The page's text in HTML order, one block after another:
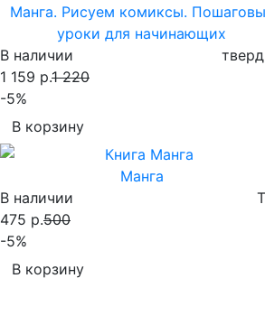
Манга. Рисуем комиксы.
уроки для начинающих
В наличии
1 159 р.1 220
-5%
В корзину
Манга
В наличии
475 р.500
-5%
В корзину